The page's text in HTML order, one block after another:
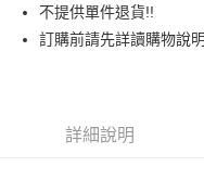
元大商業銀行
玉山商業銀行
悠遊付
相關說明
【大哥付你分期使用說明】
不提供單件退貨!!
訂購前請先詳讀購物說
詳細說明